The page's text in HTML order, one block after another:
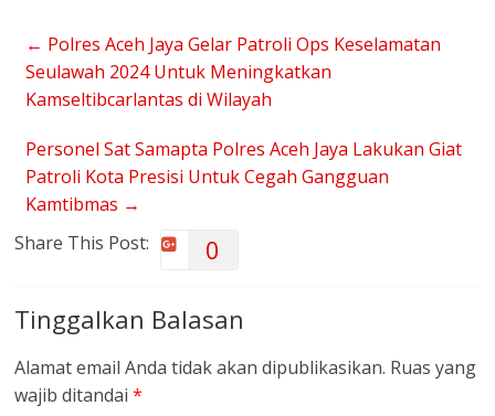
← Polres Aceh Jaya Gelar Patroli Ops Keselamatan
Seulawah 2024 Untuk Meningkatkan
Kamseltibcarlantas di Wilayah
Personel Sat Samapta Polres Aceh Jaya Lakukan Giat
Patroli Kota Presisi Untuk Cegah Gangguan
Kamtibmas →
Share This Post:
0
Tinggalkan Balasan
Alamat email Anda tidak akan dipublikasikan. Ruas yang
wajib ditandai*